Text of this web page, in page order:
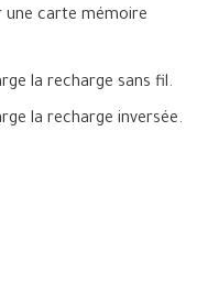
une carte mémoire
la recharge sans fil.
la recharge inversée.